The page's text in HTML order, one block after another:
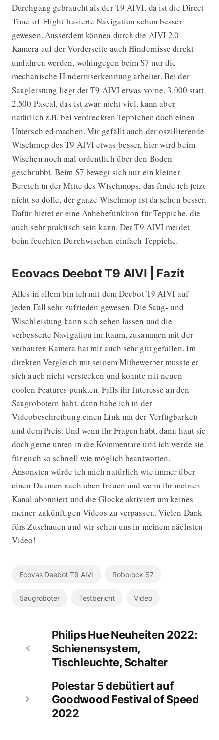
Durchgang gebraucht als der T9 AIVI, da ist die Direct
Time-of-Flight-basierte Navigation schon besser
gewesen. Ausserdem können durch die AIVI 2.0
Kamera auf der Vorderseite auch Hindernisse direkt
umfahren werden, wohingegen beim S7 nur die
mechanische Hinderniserkennung arbeitet. Bei der
Saugleistung liegt der T9 AIVI etwas vorne, 3.000 statt
2.500 Pascal, das ist zwar nicht viel, kann aber
natürlich z.B. bei verdreckten Teppichen doch einen
Unterschied machen. Mir gefällt auch der oszillierende
Wischmop des T9 AIVI etwas besser, hier wird beim
Wischen noch mal ordentlich über den Boden
geschrubbt. Beim S7 bewegt sich nur ein kleiner
Bereich in der Mitte des Wischmops, das finde ich jetzt
nicht so dolle, der ganze Wischmop ist da schon besser.
Dafür bietet er eine Anhebefunktion für Teppiche, die
auch sehr praktisch sein kann. Der T9 AIVI meidet
beim feuchten Durchwischen einfach Teppiche.
Ecovacs Deebot T9 AIVI | Fazit
Alles in allem bin ich mit dem Deebot T9 AIVI auf
jeden Fall sehr zufrieden gewesen. Die Saug- und
Wischleistung kann sich sehen lassen und die
verbesserte Navigation im Raum, zusammen mit der
verbauten Kamera hat mir auch sehr gut gefallen. Im
direkten Vergleich mit seinem Mitbewerber musste er
sich auch nicht verstecken und konnte mit neuen
coolen Features punkten. Falls ihr Interesse an den
Saugrobotern habt, dann habe ich in der
Videobeschreibung einen Link mit der Verfügbarkeit
und dem Preis. Und wenn ihr Fragen habt, dann haut sie
doch gerne unten in die Kommentare und ich werde sie
für euch so schnell wie möglich beantworten.
Ansonsten würde ich mich natürlich wie immer über
einen Daumen nach oben freuen und wenn ihr meinen
Kanal abonniert und die Glocke aktiviert um keines
meiner zukünftigen Videos zu verpassen. Vielen Dank
fürs Zuschauen und wir sehen uns in meinem nächsten
Video!
Ecovas Deebot T9 AIVI Roborock S7
Saugroboter Testbericht Video
Philips Hue Neuheiten 2022:
Schienensystem,
Tischleuchte, Schalter
Polestar 5 debütiert auf
Goodwood Festival of Speed
2022